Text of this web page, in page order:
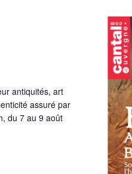
antiquités, art
assuré par
du 7 au 9 août